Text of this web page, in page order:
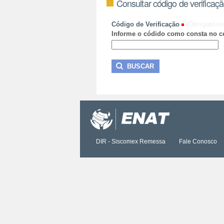
Consultar código de
Código de Verificação
Informe o códido como consta no
DIR - Siscomex Remessa Fale Conosco